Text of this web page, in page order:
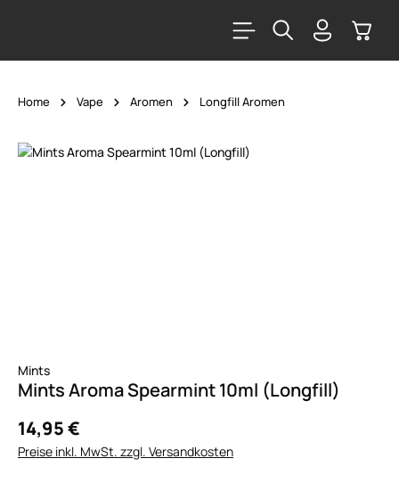
Home Vape Aromen Longfill Aromen
Bildergalerie überspringen
Mints
Mints Aroma Spearmint 10ml (Longfill)
14,95 €
Preise inkl. MwSt. zzgl. Versandkosten